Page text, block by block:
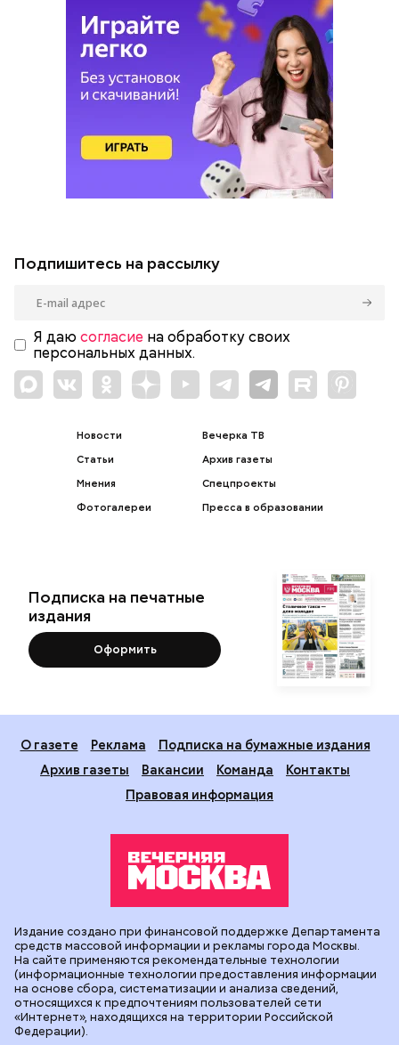
Подпишитесь на рассылку
Я даю согласие на обработку своих
персональных данных.
Новости
Статьи
Мнения
Фотогалереи
Вечерка ТВ
Архив газеты
Спецпроекты
Пресса в образовании
Подписка на печатные
издания
Оформить
О газете Реклама
Подписка на бумажные издания
Архив газеты
Вакансии Команда
Контакты
Правовая информация
Издание создано при финансовой поддержке Департамента
средств массовой информации и рекламы города Москвы.
На сайте применяются рекомендательные технологии
(информационные технологии предоставления информации
на основе сбора, систематизации и анализа сведений,
относящихся к предпочтениям пользователей сети
«Интернет», находящихся на территории Российской
Федерации).